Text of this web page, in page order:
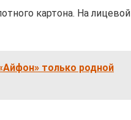
картона. На лицевой
только родной